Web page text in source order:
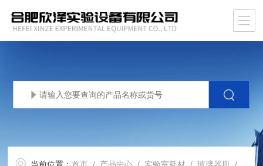
当前位置：首页 / 产品中心 / 实验室耗材 /玻璃器皿 / 5-1000ml玻璃带编号密度比重瓶